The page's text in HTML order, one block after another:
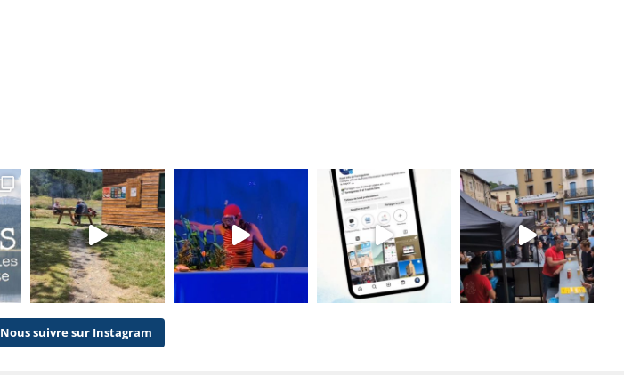
Nous suivre sur Instagram